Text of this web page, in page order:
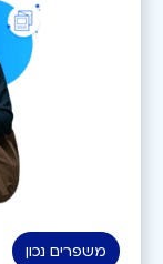
משפרים נכון